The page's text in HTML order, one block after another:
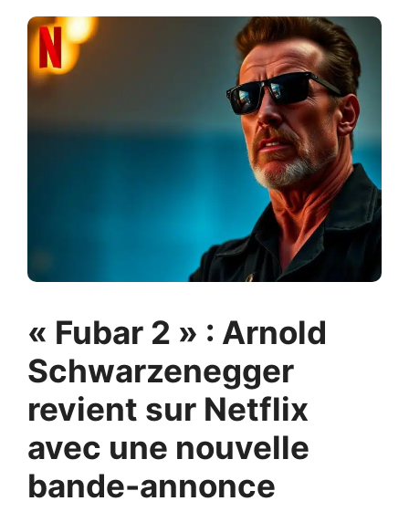
« Fubar 2 » : Arnold
Schwarzenegger
revient sur Netflix
avec une nouvelle
bande-annonce